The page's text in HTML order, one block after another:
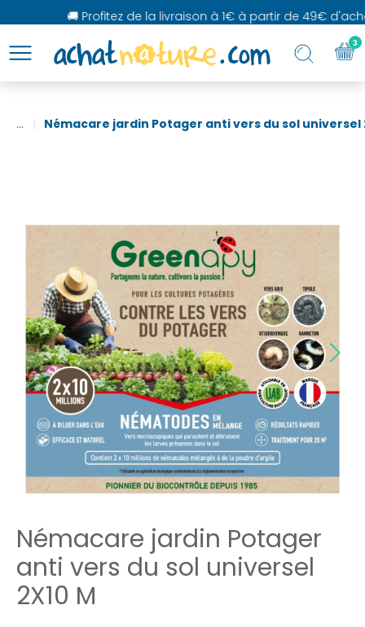
🚚 Profitez de la livraison à 1€ à partir de 49€ d'achat
... Némacare jardin Potager anti vers du sol universel
Némacare jardin Potager
anti vers du sol universel
2X10 M
3